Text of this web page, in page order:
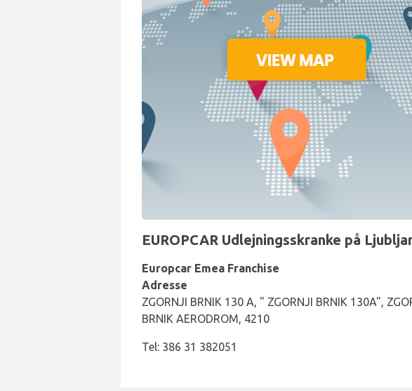
EUROPCAR Udlejningsskranke på
Europcar Emea Franchise
Adresse
ZGORNJI BRNIK 130 A, " ZGORNJI BRNIK 130A",
BRNIK AERODROM, 4210
Tel: 386 31 382051